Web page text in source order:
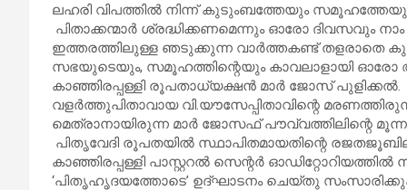
ലഹരി വിപത്തില്‍ നിന്ന് കുടുംബത്തേയും സമൂഹത്തേയും
പിതാക്കന്മാര്‍ ശ്രദ്ധിക്കണമെന്നും ഓരോ ദിവസവും
ഇത്തരത്തിലുള്ള ഞടുക്കുന്ന വാര്‍ത്തകണ്ട് തളരാതെ
സഭയുടെയും, സമൂഹത്തിന്റെയും കാവലാളായി ഓരോ
കാഞ്ഞിരപ്പള്ളി രൂപതാധ്യക്ഷന്‍ മാര്‍ ജോസ്
വളര്‍ത്തുപിതാവായ വി.യൗസേപ്പിതാവിന്റെ
മെത്രാനായിരുന്ന മാര്‍ ജോസഫ് പൗവ്വത്തിലിന്റെ
പിതൃവേദി രൂപതയില്‍ സ്ഥാപിതമായതിന്റെ
കാഞ്ഞിരപ്പള്ളി പാസ്റ്ററല്‍ സെന്റര്‍ ഓഡിറ്റോറിയത്തില്‍
‘പിതൃഹൃദയത്തോടെ’ ഉദ്ഘാടനം ചെയ്തു